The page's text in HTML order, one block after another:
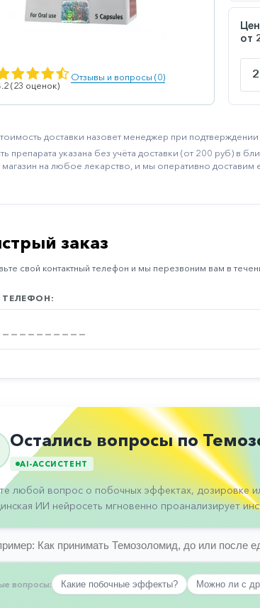
(23 оценок)
Отзывы и вопросы (0)
от
доставки назовет менеджер при подтверждении
препарата указана без учёта доставки (от 200 руб)
магазин на любое лекарство, и мы оперативно доставим
заказ
свой контактный телефон и мы перезвоним вам в
Остались вопросы по
AI-АССИСТЕНТ
любой вопрос о побочных эффектах, дозировке
ИИ нейросеть мгновенно проанализирует
вопросы: Какие побочные эффекты? Можно ли с